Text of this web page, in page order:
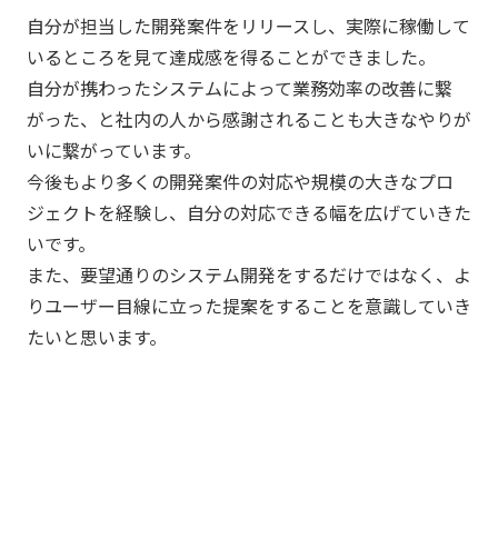
自分が担当した開発案件をリリースし、実際に稼働して
いるところを見て達成感を得ることができました。
自分が携わったシステムによって業務効率の改善に繋
がった、と社内の人から感謝されることも大きなやりが
いに繋がっています。
今後もより多くの開発案件の対応や規模の大きなプロ
ジェクトを経験し、自分の対応できる幅を広げていきた
いです。
また、要望通りのシステム開発をするだけではなく、よ
りユーザー目線に立った提案をすることを意識していき
たいと思います。